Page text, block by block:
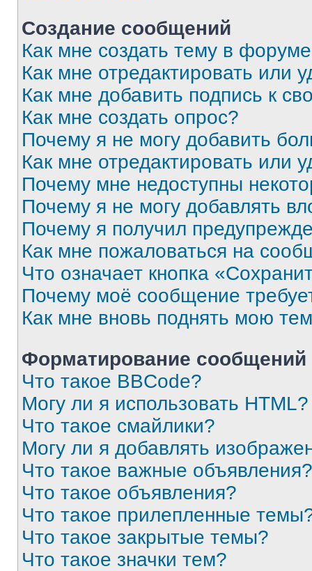
Создание сообщений
Как мне создать тему в
Как мне отредактировать или
Как мне добавить подпись к
Как мне создать опрос?
Почему я не могу добавить
Как мне отредактировать или
Почему мне недоступны
Почему я не могу добавлять
Почему я получил
Как мне пожаловаться на
Что означает кнопка
Почему моё сообщение
Как мне вновь поднять мою
Форматирование
Что такое BBCode?
Могу ли я использовать HTML?
Что такое смайлики?
Могу ли я добавлять
Что такое важные объявления?
Что такое объявления?
Что такое прилепленные
Что такое закрытые темы?
Что такое значки тем?